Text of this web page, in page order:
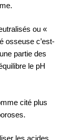
ou «
osseuse c’est-
partie des
le pH
cité plus